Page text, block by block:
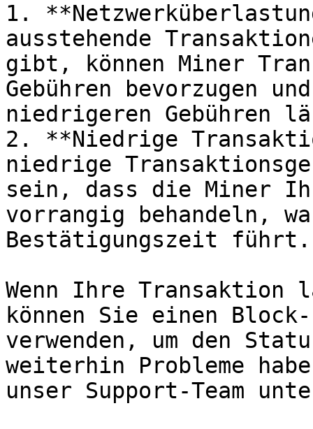
1.
ausstehende
gibt, können Miner
Gebühren bevorzugen
niedrigeren Gebühren
2. **Niedrige
niedrige
sein, dass die Miner
vorrangig behandeln,
Bestätigungszeit führt.
Wenn Ihre
können Sie einen
verwenden, um den
weiterhin Probleme
unser Support-Team